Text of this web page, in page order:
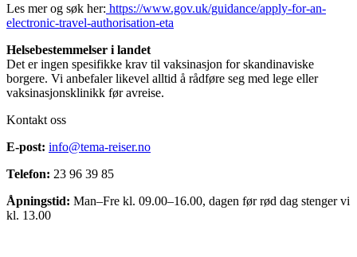
Les mer og søk her: https://www.gov.uk/guidance/apply-for-an-
electronic-travel-authorisation-eta
Helsebestemmelser i landet
Det er ingen spesifikke krav til vaksinasjon for skandinaviske
borgere. Vi anbefaler likevel alltid å rådføre seg med lege eller
vaksinasjonsklinikk før avreise.
Kontakt oss
E-post: info@tema-reiser.no
Telefon: 23 96 39 85
Åpningstid: Man–Fre kl. 09.00–16.00, dagen før rød dag stenger vi
kl. 13.00